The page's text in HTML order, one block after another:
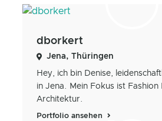
dborkert
Jena, Thüringen
Hey, ich bin Denise,
in Jena. Mein Fokus ist Fashion
Architektur.
Portfolio ansehen